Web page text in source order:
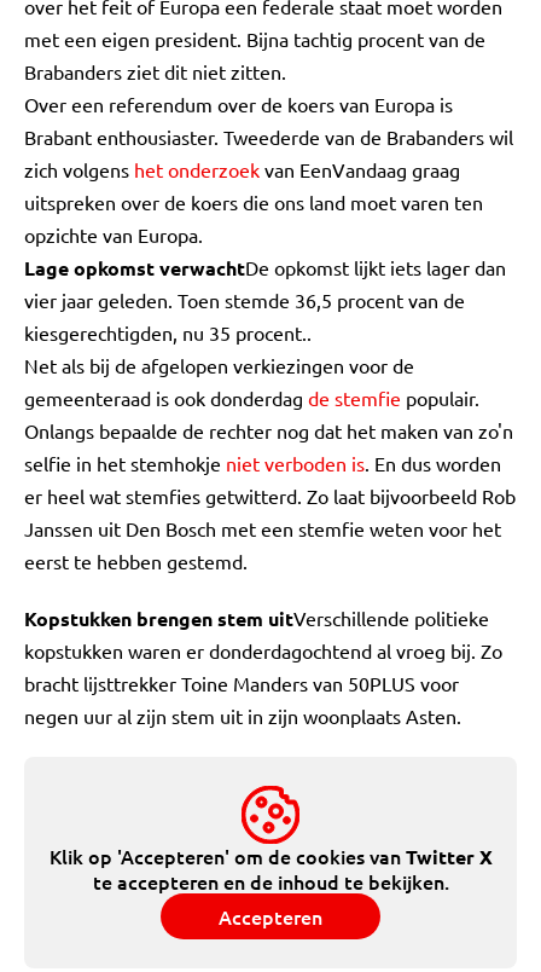
over het feit of Europa een federale staat moet worden
met een eigen president. Bijna tachtig procent van de
Brabanders ziet dit niet zitten.
Over een referendum over de koers van Europa is
Brabant enthousiaster. Tweederde van de Brabanders wil
zich volgens het onderzoek van EenVandaag graag
uitspreken over de koers die ons land moet varen ten
opzichte van Europa.
Lage opkomst verwachtDe opkomst lijkt iets lager dan
vier jaar geleden. Toen stemde 36,5 procent van de
kiesgerechtigden, nu 35 procent..
Net als bij de afgelopen verkiezingen voor de
gemeenteraad is ook donderdag de stemfie populair.
Onlangs bepaalde de rechter nog dat het maken van zo'n
selfie in het stemhokje niet verboden is. En dus worden
er heel wat stemfies getwitterd. Zo laat bijvoorbeeld Rob
Janssen uit Den Bosch met een stemfie weten voor het
eerst te hebben gestemd.
Kopstukken brengen stem uitVerschillende politieke
kopstukken waren er donderdagochtend al vroeg bij. Zo
bracht lijsttrekker Toine Manders van 50PLUS voor
negen uur al zijn stem uit in zijn woonplaats Asten.
Klik op 'Accepteren' om de cookies vanTwitter X
te accepteren en de inhoud te bekijken.
Accepteren